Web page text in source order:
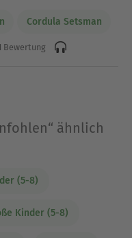
Cordula Setsman
Bewertung
ähnlich
(5-8)
Kinder (5-8)